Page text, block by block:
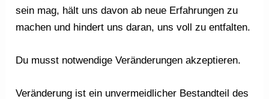
sein mag, hält uns davon ab neue Erfahrungen zu
machen und hindert uns daran, uns voll zu entfalten.
Du musst notwendige Veränderungen akzeptieren.
Veränderung ist ein unvermeidlicher Bestandteil des